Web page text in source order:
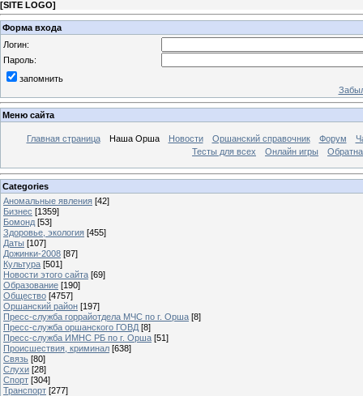
[SITE LOGO]
Форма входа
Логин:
Пароль:
запомнить
Меню сайта
Главная страница Наша Орша Новости Оршанский справочник Форум
Тесты для всех
Онлайн игры
Categories
Аномальные явления [42]
Бизнес [1359]
Бомонд [53]
Здоровье, экология [455]
Даты [107]
Дожинки-2008 [87]
Культура [501]
Новости этого сайта [69]
Образование [190]
Общество [4757]
Оршанский район [197]
Пресс-служба горрайотдела МЧС по г. Орша [8]
Пресс-служба оршанского ГОВД [8]
Пресс-служба ИМНС РБ по г. Орша [51]
Проиcшествия, криминал [638]
Связь [80]
Слухи [28]
Спорт [304]
Транспорт [277]